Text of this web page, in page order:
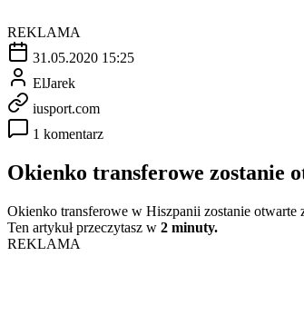
REKLAMA
31.05.2020 15:25
ElJarek
iusport.com
1 komentarz
Okienko transferowe zostanie
Okienko transferowe w Hiszpanii zostanie otwarte
Ten artykuł przeczytasz w 2 minuty.
REKLAMA